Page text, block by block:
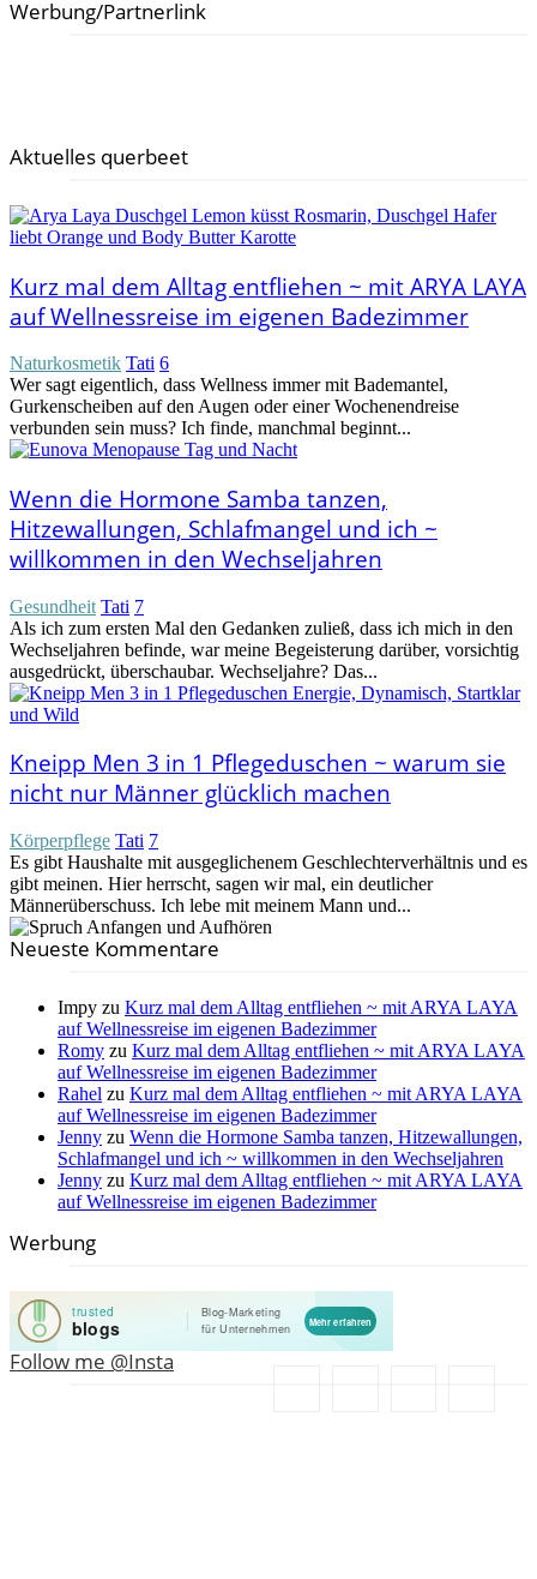
Werbung/Partnerlink
Aktuelles querbeet
Kurz mal dem Alltag entfliehen ~ mit ARYA LAYA
auf Wellnessreise im eigenen Badezimmer
Naturkosmetik Tati 6
Wer sagt eigentlich, dass Wellness immer mit Bademantel,
Gurkenscheiben auf den Augen oder einer Wochenendreise
verbunden sein muss? Ich finde, manchmal beginnt...
Wenn die Hormone Samba tanzen,
Hitzewallungen, Schlafmangel und ich ~
willkommen in den Wechseljahren
Gesundheit Tati 7
Als ich zum ersten Mal den Gedanken zuließ, dass ich mich in den
Wechseljahren befinde, war meine Begeisterung darüber, vorsichtig
ausgedrückt, überschaubar. Wechseljahre? Das...
Kneipp Men 3 in 1 Pflegeduschen ~ warum sie
nicht nur Männer glücklich machen
Körperpflege Tati 7
Es gibt Haushalte mit ausgeglichenem Geschlechterverhältnis und es
gibt meinen. Hier herrscht, sagen wir mal, ein deutlicher
Männerüberschuss. Ich lebe mit meinem Mann und...
Neueste Kommentare
Impy zu Kurz mal dem Alltag entfliehen ~ mit ARYA LAYA
auf Wellnessreise im eigenen Badezimmer
Romy zu Kurz mal dem Alltag entfliehen ~ mit ARYA LAYA
auf Wellnessreise im eigenen Badezimmer
Rahel zu Kurz mal dem Alltag entfliehen ~ mit ARYA LAYA
auf Wellnessreise im eigenen Badezimmer
Jenny zu Wenn die Hormone Samba tanzen, Hitzewallungen,
Schlafmangel und ich ~ willkommen in den Wechseljahren
Jenny zu Kurz mal dem Alltag entfliehen ~ mit ARYA LAYA
auf Wellnessreise im eigenen Badezimmer
Werbung
Follow me @Insta